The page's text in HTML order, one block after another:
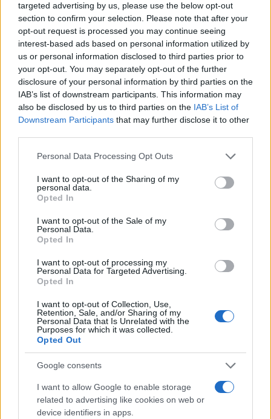
targeted advertising by us, please use the below opt-out
section to confirm your selection. Please note that after your
opt-out request is processed you may continue seeing
interest-based ads based on personal information utilized by
us or personal information disclosed to third parties prior to
your opt-out. You may separately opt-out of the further
disclosure of your personal information by third parties on the
IAB’s list of downstream participants. This information may
also be disclosed by us to third parties on the IAB’s List of
Downstream Participants that may further disclose it to other
Please note that this website/app uses one or more Google
not limited to your visit or usage behaviour. You may click to
grant or deny consent to Google and its third-party tags to
use your data for below specified purposes in below Google
consent section.
Personal Data Processing Opt Outs
I want to opt-out of the Sharing of my
personal data.
Opted In
I want to opt-out of the Sale of my
Personal Data.
Opted In
I want to opt-out of processing my
Personal Data for Targeted Advertising.
Opted In
I want to opt-out of Collection, Use,
Retention, Sale, and/or Sharing of my
Personal Data that Is Unrelated with the
Purposes for which it was collected.
Opted Out
Google consents
I want to allow Google to enable storage
related to advertising like cookies on web or
device identifiers in apps.
This happened on May 20, said the commander of
the air defense division, Yuri Dashkin.
The intensity of the attack by Ukrainian drones on
the Kursk region, when…
pic.twitter.com/XXo2aYkUWo
— Lord Bebo (@MyLordBebo)May 25, 2025
Όταν παρουσιαστής κρατικής τηλεόρασης ρώτησε
πραγματικά σε ζώνη μάχης, ο Ντάσκιν απάντησε
καταφατικά. Τα λόγια του υποδηλώνουν ότι η
Ουκρανία είχε πληροφορίες για τη μυστική
επίσκεψη του Πούτιν στην Κουρσκ, η οποία